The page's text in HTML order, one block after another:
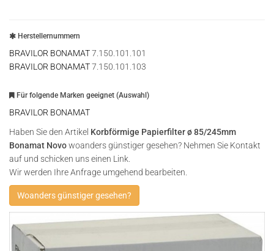
Herstellernummern
BRAVILOR BONAMAT7.150.101.101
BRAVILOR BONAMAT7.150.101.103
Für folgende Marken geeignet (Auswahl)
BRAVILOR BONAMAT
Haben Sie den Artikel Korbförmige Papierfilter ø 85/245mm
Bonamat Novowoanders günstiger gesehen? Nehmen Sie Kontakt
auf und schicken uns einen Link.
Wir werden Ihre Anfrage umgehend bearbeiten.
Woanders günstiger gesehen?